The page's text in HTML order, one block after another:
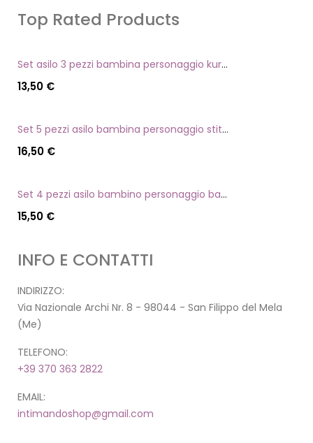
Top Rated Products
Set asilo 3 pezzi bambina personaggio kuromi
13,50 €
Set 5 pezzi asilo bambina personaggio stitch angel
16,50 €
Set 4 pezzi asilo bambino personaggio batman
15,50 €
INFO E CONTATTI
INDIRIZZO:
Via Nazionale Archi Nr. 8 - 98044 - San Filippo del Mela
(Me)
TELEFONO:
+39 370 363 2822
EMAIL:
intimandoshop@gmail.com